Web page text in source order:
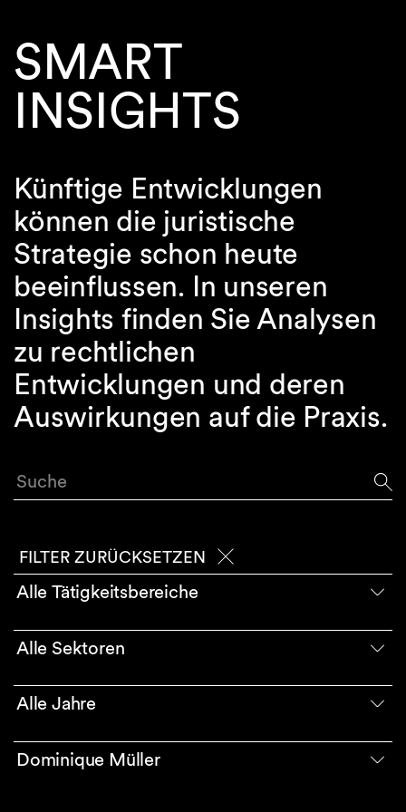
SMART
INSIGHTS
Künftige Entwicklungen
können die juristische
Strategie schon heute
beeinflussen. In unseren
Insights finden Sie Analysen
zu rechtlichen
Entwicklungen und deren
Auswirkungen auf die Praxis.
Suche
FILTER ZURÜCKSETZEN
Alle Tätigkeitsbereiche
Alle Sektoren
Alle Jahre
Dominique Müller